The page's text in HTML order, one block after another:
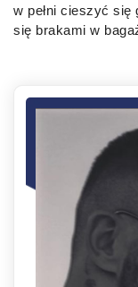
w pełni cieszyć
się brakami w